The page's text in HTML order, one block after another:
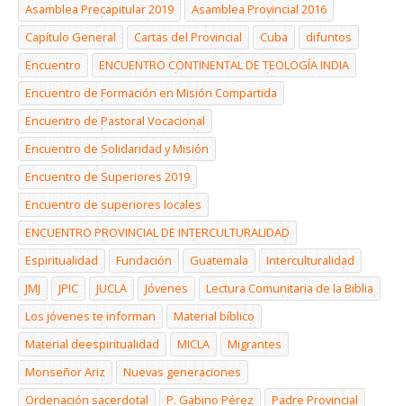
Asamblea Precapitular 2019
Asamblea Provincial 2016
Capítulo General
Cartas del Provincial Cuba
difuntos
Encuentro
ENCUENTRO CONTINENTAL DE TEOLOGÍA INDIA
Encuentro de Formación en Misión Compartida
Encuentro de Pastoral Vocacional
Encuentro de Solidaridad y Misión
Encuentro de Superiores 2019
Encuentro de superiores locales
ENCUENTRO PROVINCIAL DE INTERCULTURALIDAD
Espiritualidad
Fundación Guatemala
Interculturalidad
JMJ
JPIC JUCLA Jóvenes
Lectura Comunitaria de la Biblia
Los jóvenes te informan
Material bíblico
Material deespiritualidad
MICLA
Migrantes
Monseñor Ariz
Nuevas generaciones
Ordenación sacerdotal
P. Gabino Pérez
Padre Provincial